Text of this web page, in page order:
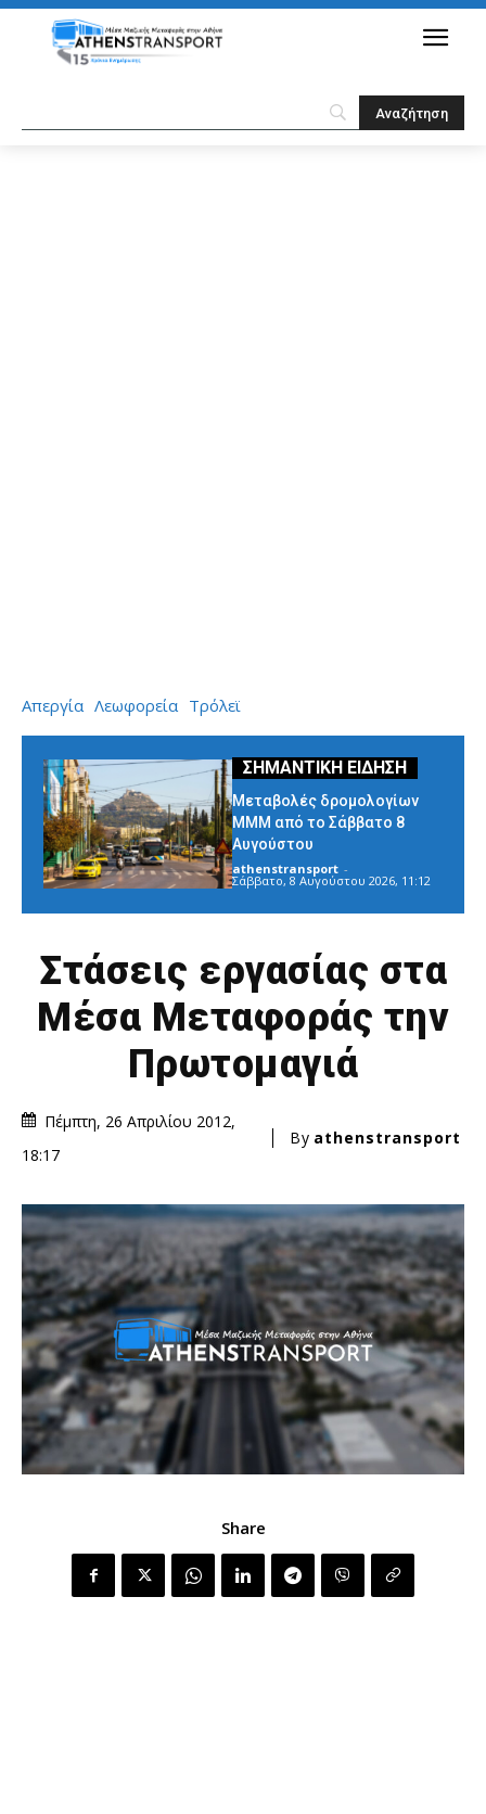
Απεργία Λεωφορεία Τρόλεϊ
Μεταβολές δρομολογίων
ΜΜΜ από το Σάββατο 8
Αυγούστου
athenstransport -
Σάββατο, 8 Αυγούστου 2026, 11:12
Στάσεις εργασίας στα
Μέσα Μεταφοράς την
Πρωτομαγιά
Πέμπτη, 26 Απριλίου 2012,
18:17
By athenstransport
Share